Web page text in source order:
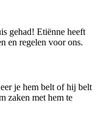
gehad! Etiënne heeft
en regelen voor ons.
je hem belt of hij belt
zaken met hem te